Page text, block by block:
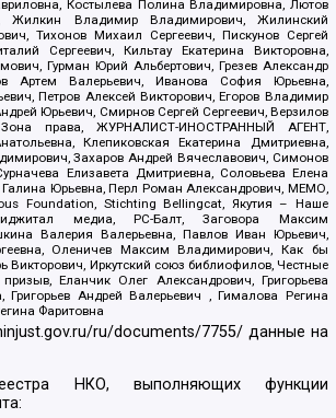
Костылева Полина Владимировна, Лютов
Жилкин Владимир Владимирович, Жилинский
Тихонов Михаил Сергеевич, Пискунов Сергей
Сергеевич, Кильтау Екатерина Викторовна,
Гурман Юрий Альбертович, Грезев Александр
Артем Валерьевич, Иванова София Юрьевна,
Петров Алексей Викторович, Егоров Владимир
Юрьевич, Смирнов Сергей Сергеевич, Верзилов
права, ЖУРНАЛИСТ-ИНОСТРАННЫЙ АГЕНТ,
Клепиковская Екатерина Дмитриевна,
Захаров Андрей Вячеславович, Симонов
Елизавета Дмитриевна, Соловьева Елена
Галина Юрьевна, Перл Роман Александрович, МЕМО,
Foundation, Stichting Bellingcat, Якутия – Наше
медиа, РС-Балт, Заговора Максим
Валерия Валерьевна, Павлов Иван Юрьевич,
Оленичев Максим Владимирович, Как бы
Викторович, Иркутский союз библиофилов, Честные
Еланчик Олег Александрович, Григорьева
Григорьев Андрей Валерьевич , Гималова Регина
Фаритовна
ru/documents/7755/ данные на
НКО, выполняющих функции